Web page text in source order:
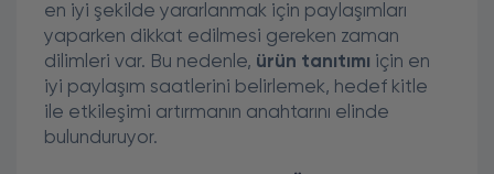
en iyi şekilde yararlanmak için paylaşımları
yaparken dikkat edilmesi gereken zaman
dilimleri var. Bu nedenle, ürün tanıtımı için en
iyi paylaşım saatlerini belirlemek, hedef kitle
ile etkileşimi artırmanın anahtarını elinde
bulunduruyor.